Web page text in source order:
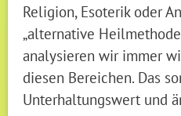
Religion, Esoterik oder
„alternative
analysieren wir immer
diesen Bereichen. Das
Unterhaltungswert und